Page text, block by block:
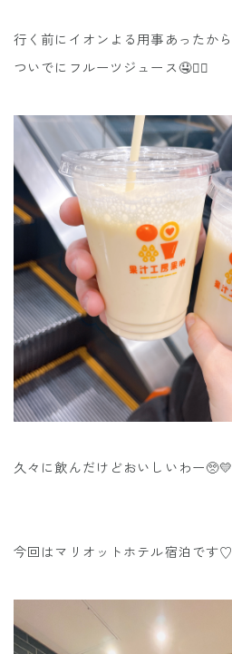
行く前にイオンよる用事あったから
ついでにフルーツジュース🤤❤️‍🔥
久々に飲んだけどおいしいわー🥺💛
今回はマリオットホテル宿泊です♡